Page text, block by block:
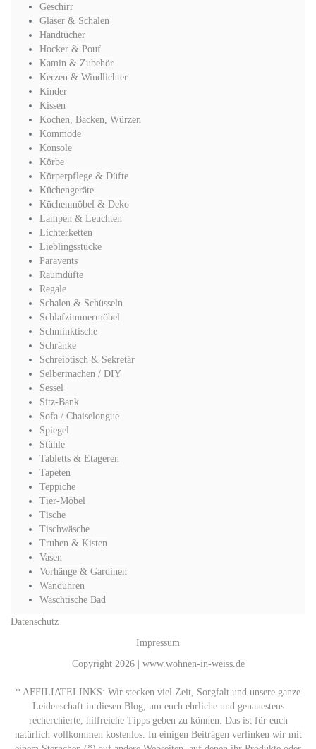
Geschirr
Gläser & Schalen
Handtücher
Hocker & Pouf
Kamin & Zubehör
Kerzen & Windlichter
Kinder
Kissen
Kochen, Backen, Würzen
Kommode
Konsole
Körbe
Körperpflege & Düfte
Küchengeräte
Küchenmöbel & Deko
Lampen & Leuchten
Lichterketten
Lieblingsstücke
Paravents
Raumdüfte
Regale
Schalen & Schüsseln
Schlafzimmermöbel
Schminktische
Schränke
Schreibtisch & Sekretär
Selbermachen / DIY
Sessel
Sitz-Bank
Sofa / Chaiselongue
Spiegel
Stühle
Tabletts & Etageren
Tapeten
Teppiche
Tier-Möbel
Tische
Tischwäsche
Truhen & Kisten
Vasen
Vorhänge & Gardinen
Wanduhren
Waschtische Bad
Datenschutz
Impressum
Copyright 2026 | www.wohnen-in-weiss.de
* AFFILIATELINKS: Wir stecken viel Zeit, Sorgfalt und unsere ganze
Leidenschaft in diesen Blog, um euch ehrliche und genauestens
recherchierte, hilfreiche Tipps geben zu können. Das ist für euch
natürlich vollkommen kostenlos. In einigen Beiträgen verlinken wir mit